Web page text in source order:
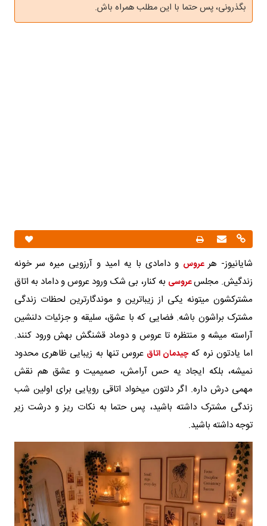
بگذرونی، پس حتما با این مطلب همراه باش.
شایانیوز- هرعروس و دامادی با یه امید و آرزویی میره سر خونه
زندگیش. مجلسعروسی به کنار، بی شک ورود عروس و داماد به اتاق
مشترکشون میتونه یکی از زیباترین و موندگارترین لحظات زندگی
مشترک براشون باشه. فضایی که با عشق، سلیقه و جزئیات دلنشین
آراسته میشه و منتظره تا عروس و دوماد قشنگش بهش ورود کنند.
اما یادتون نره کهچیدمان اتاق عروس تنها به زیبایی ظاهری محدود
نمیشه، بلکه ایجاد یه حس آرامش، صمیمیت و عشق هم نقش
مهمی درش داره. اگر دلتون میخواد اتاقی رویایی برای اولین شب
زندگی مشترک داشته باشید، پس حتما به نکات ریز و درشت زیر
توجه داشته باشید.